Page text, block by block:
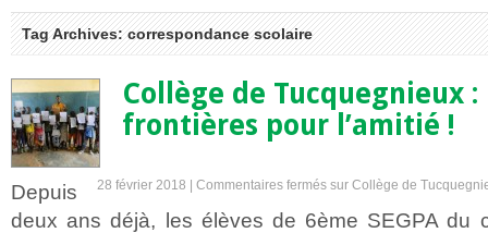
Tag Archives: correspondance scolaire
28 février 2018 | Commentaires fermés sur Collège de
Collège de Tucquegnieux :
frontières pour l’amitié !
Depuis
deux ans déjà, les élèves de 6ème SEGPA du